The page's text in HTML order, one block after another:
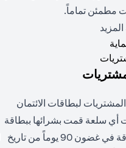
مطمئن تماماً.
لبطاقات الائتمان
أي سلعة قمت بشرائها ببطاقة
ائتمان سيتي بنك للتلف أو السرقة في غضون 90 يوماً من تاريخ